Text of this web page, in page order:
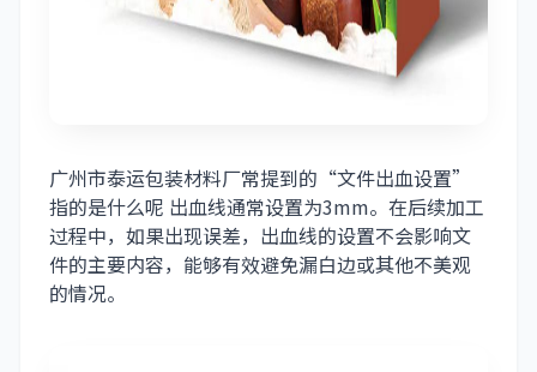
广州市泰运包装材料厂常提到的“文件出血设置”
指的是什么呢 出血线通常设置为3mm。在后续加工
过程中，如果出现误差，出血线的设置不会影响文
件的主要内容，能够有效避免漏白边或其他不美观
的情况。